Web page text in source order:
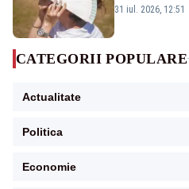
meteorologi
31 iul. 2026, 12:51
CATEGORII POPULARE
Actualitate
Politica
Economie